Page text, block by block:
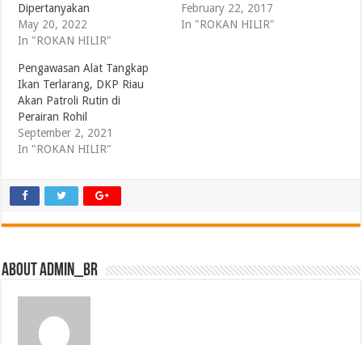
Dipertanyakan
May 20, 2022
In "ROKAN HILIR"
February 22, 2017
In "ROKAN HILIR"
Pengawasan Alat Tangkap
Ikan Terlarang, DKP Riau
Akan Patroli Rutin di
Perairan Rohil
September 2, 2021
In "ROKAN HILIR"
About admin_br